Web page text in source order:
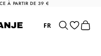
À PARTIR DE 39 €
FR Rechercher
Panier